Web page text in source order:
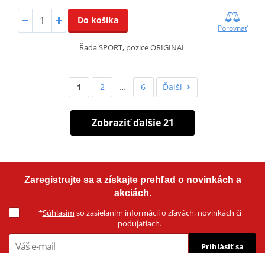
Do košíka
Porovnať
Řada SPORT, pozice ORIGINAL
1 2 … 6 Ďalší
Zobraziť ďalšie 21
Zaregistrujte sa a získajte prehľad o novinkách a
akciách.
*Súhlasím so zasielaním informácií o zľavách, novinkách či
podujatiach.
Prihlásiť sa